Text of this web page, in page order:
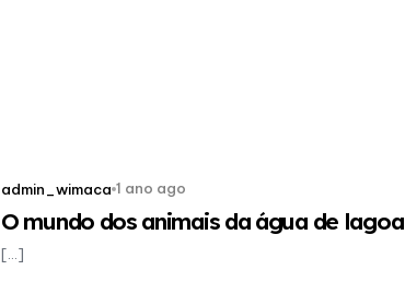
admin_wimaca 1 ano ago
O mundo dos animais da água de lagoa
[…]